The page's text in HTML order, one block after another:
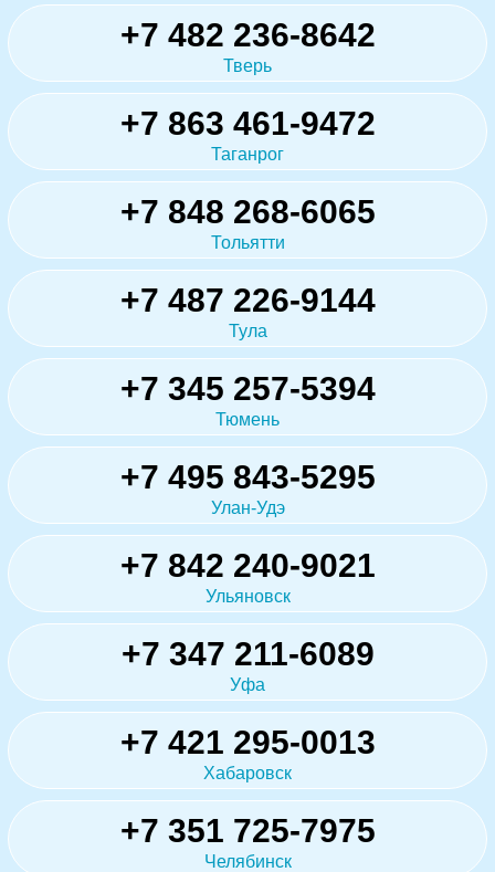
+7 482 236-8642
Тверь
+7 863 461-9472
Таганрог
+7 848 268-6065
Тольятти
+7 487 226-9144
Тула
+7 345 257-5394
Тюмень
+7 495 843-5295
Улан-Удэ
+7 842 240-9021
Ульяновск
+7 347 211-6089
Уфа
+7 421 295-0013
Хабаровск
+7 351 725-7975
Челябинск